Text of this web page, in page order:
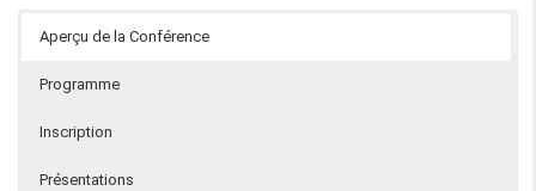
Aperçu de la Conférence
Programme
Inscription
Présentations